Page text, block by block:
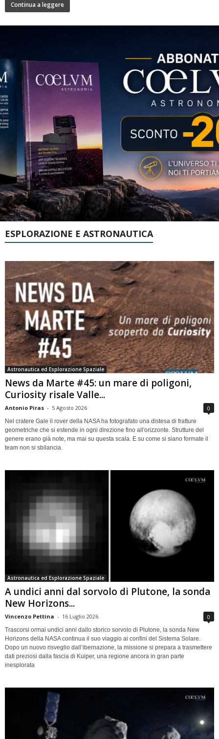
Continua a leggere
ESPLORAZIONE E ASTRONAUTICA
Astronautica ed Esplorazione Spaziale
News da Marte #45: un mare di poligoni,
Curiosity risale Valle...
Antonio Piras - 5 Agosto 2026 0
Nel cratere Gale il rover della NASA ha fotografato una distesa di fratture
geometriche che si estende in ogni direzione fino all'orizzonte. Strutture del
genere erano già note, ma mai su questa scala. E su come si siano formate il
team non si sbilancia.
Astronautica ed Esplorazione Spaziale
A undici anni dal sorvolo di Plutone, la sonda
New Horizons...
Vincenzo Pettina - 16 Luglio 2026 0
Trascorsi ormai undici anni dallo storico sorvolo di Plutone, la sonda New
Horizons della NASA continua il suo viaggio ai confini del Sistema Solare.
Dopo un nuovo risveglio dall’ibernazione, la missione si prepara a trasmettere
dati preziosi dalla fascia di Kuiper, una regione ancora in gran parte
inesplorata